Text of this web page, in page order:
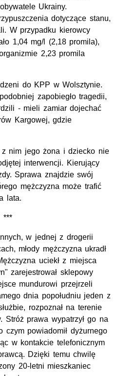
Ukrainy.
dotyczące stanu,
W przypadku kierowcy
1,04 mg/l (2,18 promila),
2,23 promila
do KPP w Wolsztynie.
zapobiegło tragedii,
- mieli zamiar dojechać
Kargowej, gdzie
z nim jego żona i dziecko nie
interwencji. Kierujący
Sprawa znajdzie swój
mężczyzna może trafić
lata.
***
w jednej z drogerii
młody mężczyzna ukradł
uciekł z miejsca
zarejestrował sklepowy
mundurowi przejrzeli
dnia popołudniu jeden z
rozpoznał na terenie
Stróż prawa wypatrzył go na
czym powiadomił dyżurnego
w kontakcie telefonicznym
Dzięki temu chwilę
20-letni mieszkaniec